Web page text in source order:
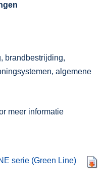
brandbestrijding,
algemene
meer informatie
serie (Green Line)